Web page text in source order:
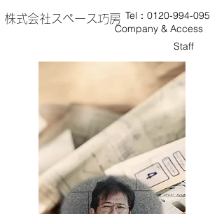
株式会社スペース巧房 Tel：0120-994-095
Company & Access
Staff